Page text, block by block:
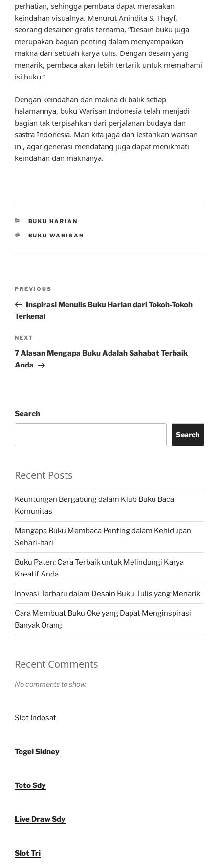
perhatian, sehingga pembaca dapat merasakan
keindahan visualnya. Menurut Anindita S. Thayf,
seorang desainer grafis ternama, “Desain buku juga
merupakan bagian penting dalam menyampaikan
makna dari sebuah karya tulis. Dengan desain yang
menarik, pembaca akan lebih tertarik untuk memahami
isi buku.”
Dengan keindahan dan makna di balik setiap
halamannya, buku Warisan Indonesia telah menjadi
bagian tak terpisahkan dari perjalanan budaya dan
sastra Indonesia. Mari kita jaga dan lestarikan warisan
ini, agar generasi mendatang juga dapat menikmati
keindahan dan maknanya.
CATEGORIES
BUKU HARIAN
TAGS
BUKU WARISAN
Previous
Post
PREVIOUS
Inspirasi Menulis Buku Harian dari Tokoh-Tokoh
Terkenal
Next
Post
NEXT
7 Alasan Mengapa Buku Adalah Sahabat Terbaik
Anda
Search
Search
Recent Posts
Keuntungan Bergabung dalam Klub Buku Baca
Komunitas
Mengapa Buku Membaca Penting dalam Kehidupan
Sehari-hari
Buku Paten: Cara Terbaik untuk Melindungi Karya
Kreatif Anda
Inovasi Terbaru dalam Desain Buku Tulis yang Menarik
Cara Membuat Buku Oke yang Dapat Menginspirasi
Banyak Orang
Recent Comments
No comments to show.
Slot Indosat
Togel Sidney
Toto Sdy
Live Draw Sdy
Slot Tri